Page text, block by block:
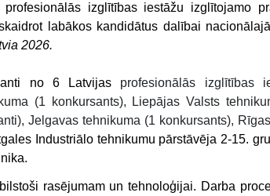
profesionālās izglītības iestāžu izglītojamo
labākos kandidātus dalībai
2026.
no 6 Latvijas profesionālās izglītības
(1 konkursants), Liepājas Valsts
Jelgavas tehnikuma (1 konkursants),
Industriālo tehnikumu pārstāvēja 2-15. gr
.
rasējumam un tehnoloģijai. Darba